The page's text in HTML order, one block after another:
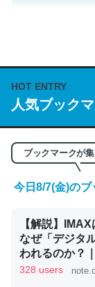
説してる記事
https://
/064121
─GPTの仕組み
くらい。小説
ど、短期記憶
かりやすく強く
─GPTの仕組み
HOT ENTRY
人気ブック
ブックマークが
今日8/7(金)の
【解説】
なぜ「デジタ
われるのか？
328 users